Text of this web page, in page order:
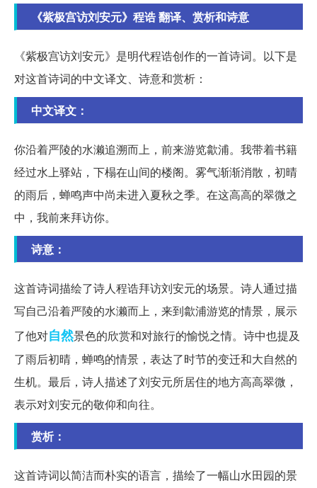
《紫极宫访刘安元》程诰 翻译、赏析和诗意
《紫极宫访刘安元》是明代程诰创作的一首诗词。以下是
对这首诗词的中文译文、诗意和赏析：
中文译文：
你沿着严陵的水濑追溯而上，前来游览歙浦。我带着书籍
经过水上驿站，下榻在山间的楼阁。雾气渐渐消散，初晴
的雨后，蝉鸣声中尚未进入夏秋之季。在这高高的翠微之
中，我前来拜访你。
诗意：
这首诗词描绘了诗人程诰拜访刘安元的场景。诗人通过描
写自己沿着严陵的水濑而上，来到歙浦游览的情景，展示
了他对自然景色的欣赏和对旅行的愉悦之情。诗中也提及
了雨后初晴，蝉鸣的情景，表达了时节的变迁和大自然的
生机。最后，诗人描述了刘安元所居住的地方高高翠微，
表示对刘安元的敬仰和向往。
赏析：
这首诗词以简洁而朴实的语言，描绘了一幅山水田园的景